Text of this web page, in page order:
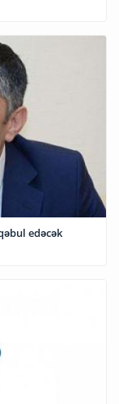
edəcək